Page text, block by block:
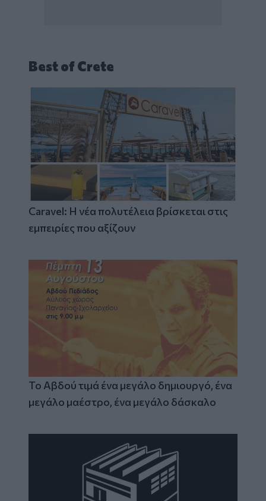
Best of Crete
Caravel: Η νέα πολυτέλεια βρίσκεται στις
εμπειρίες που αξίζουν
Το Αβδού τιμά ένα μεγάλο δημιουργό, ένα
μεγάλο μαέστρο, ένα μεγάλο δάσκαλο